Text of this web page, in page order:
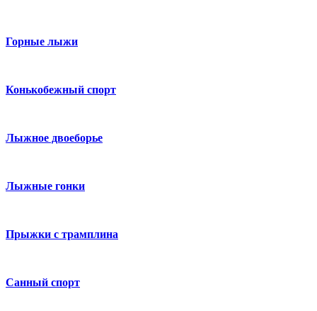
Горные лыжи
Конькобежный спорт
Лыжное двоеборье
Лыжные гонки
Прыжки с трамплина
Санный спорт